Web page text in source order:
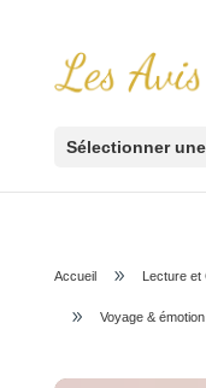
Sélectionner
Accueil 9 Lecture et
9 Voyage &